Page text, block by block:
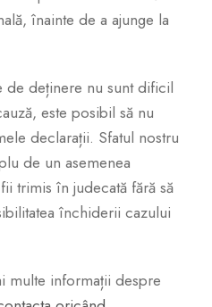
înainte de a ajunge la
de deținere nu sunt dificil
este posibil să nu
declarații. Sfatul nostru
de un asemenea
trimis în judecată fără să
închiderii cazului
multe informații despre